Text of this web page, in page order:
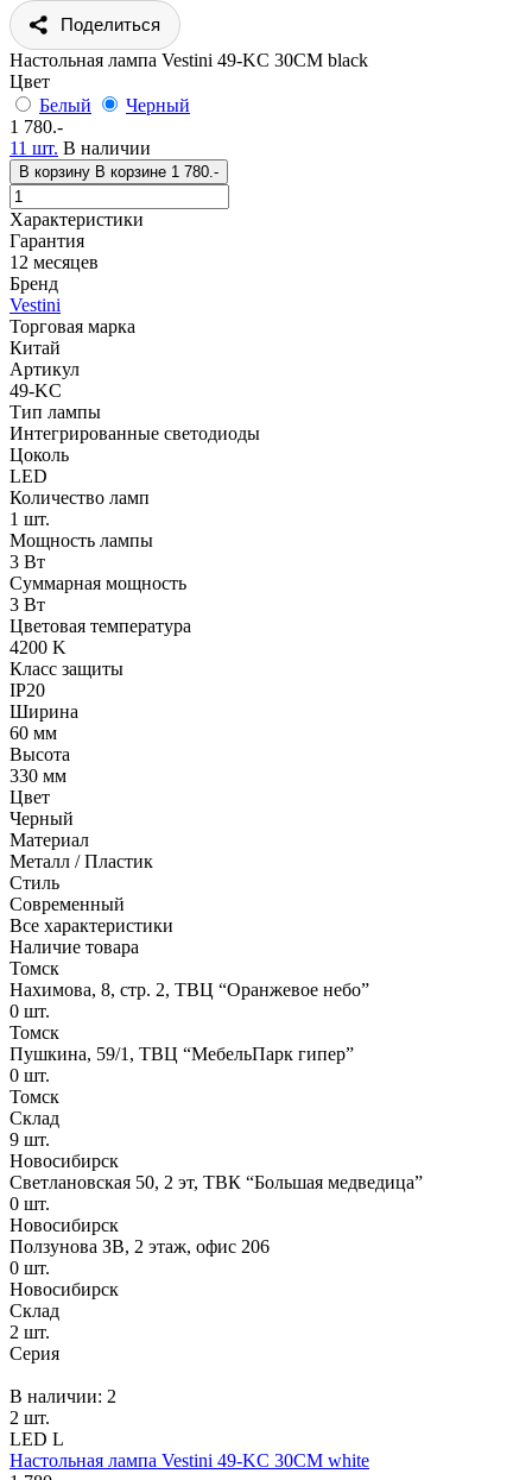
Поделиться
Настольная лампа Vestini 49-KC 30CM black
Цвет
Белый
Черный
1 780.-
11 шт. В наличии
В корзину В корзине 1 780.-
Характеристики
Гарантия
12 месяцев
Бренд
Vestini
Торговая марка
Китай
Артикул
49-KC
Тип лампы
Интегрированные светодиоды
Цоколь
LED
Количество ламп
1 шт.
Мощность лампы
3 Вт
Суммарная мощность
3 Вт
Цветовая температура
4200 K
Класс защиты
IP20
Ширина
60 мм
Высота
330 мм
Цвет
Черный
Материал
Металл / Пластик
Стиль
Современный
Все характеристики
Наличие товара
Томск
Нахимова, 8, стр. 2​, ТВЦ “Оранжевое небо​”
0 шт.
Томск
Пушкина, 59/1, ТВЦ “МебельПарк гипер”
0 шт.
Томск
Склад
9 шт.
Новосибирск
Светлановская 50, 2 эт, ТВК “Большая медведица”
0 шт.
Новосибирск
Ползунова ЗВ, 2 этаж, офис 206
0 шт.
Новосибирск
Склад
2 шт.
Серия
В наличии: 2
2 шт.
LED L
Настольная лампа Vestini 49-KC 30CM white